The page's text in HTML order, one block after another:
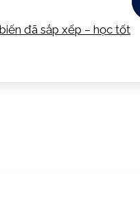
đã sắp xếp – học tốt